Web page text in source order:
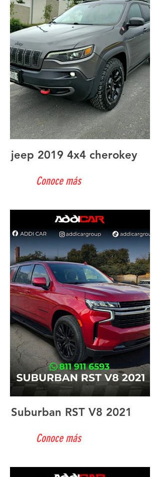
jeep 2019 4x4 cherokey
Conoce más
Suburban RST V8 2021
Conoce más